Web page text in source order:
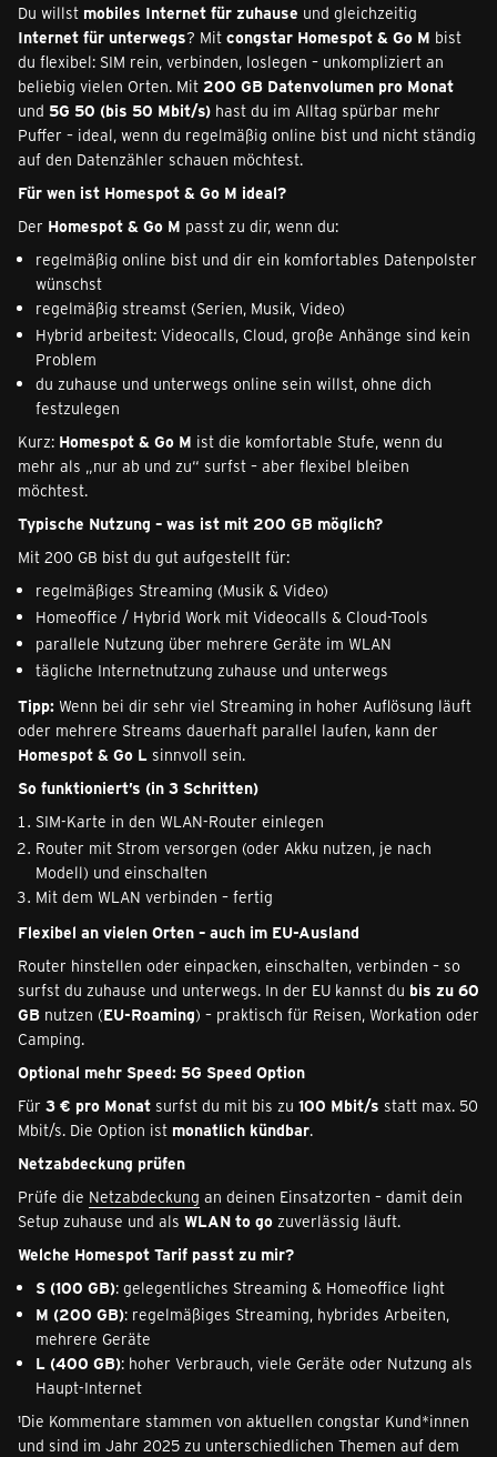
Du willst mobiles Internet für zuhause und gleichzeitig
Internet für unterwegs? Mit congstar Homespot & Go M bist
du flexibel: SIM rein, verbinden, loslegen – unkompliziert an
beliebig vielen Orten. Mit 200 GB Datenvolumen pro Monat
und 5G 50 (bis 50 Mbit/s) hast du im Alltag spürbar mehr
Puffer – ideal, wenn du regelmäßig online bist und nicht ständig
auf den Datenzähler schauen möchtest.
Für wen ist Homespot & Go M ideal?
Der Homespot & Go M passt zu dir, wenn du:
regelmäßig online bist und dir ein komfortables Datenpolster
wünschst
regelmäßig streamst (Serien, Musik, Video)
Hybrid arbeitest: Videocalls, Cloud, große Anhänge sind kein
Problem
du zuhause und unterwegs online sein willst, ohne dich
festzulegen
Kurz: Homespot & Go M ist die komfortable Stufe, wenn du
mehr als „nur ab und zu“ surfst – aber flexibel bleiben
möchtest.
Typische Nutzung – was ist mit 200 GB möglich?
Mit 200 GB bist du gut aufgestellt für:
regelmäßiges Streaming (Musik & Video)
Homeoffice / Hybrid Work mit Videocalls & Cloud-Tools
parallele Nutzung über mehrere Geräte im WLAN
tägliche Internetnutzung zuhause und unterwegs
Tipp: Wenn bei dir sehr viel Streaming in hoher Auflösung läuft
oder mehrere Streams dauerhaft parallel laufen, kann der
Homespot & Go L sinnvoll sein.
So funktioniert’s (in 3 Schritten)
SIM-Karte in den WLAN-Router einlegen
Router mit Strom versorgen (oder Akku nutzen, je nach
Modell) und einschalten
Mit dem WLAN verbinden – fertig
Flexibel an vielen Orten – auch im EU-Ausland
Router hinstellen oder einpacken, einschalten, verbinden – so
surfst du zuhause und unterwegs. In der EU kannst du bis zu 60
GB nutzen (EU-Roaming) – praktisch für Reisen, Workation oder
Camping.
Optional mehr Speed: 5G Speed Option
Für 3 € pro Monat surfst du mit bis zu 100 Mbit/s statt max. 50
Mbit/s. Die Option ist monatlich kündbar.
Netzabdeckung prüfen
Prüfe die Netzabdeckung an deinen Einsatzorten – damit dein
Setup zuhause und als WLAN to go zuverlässig läuft.
Welche Homespot Tarif passt zu mir?
S (100 GB): gelegentliches Streaming & Homeoffice light
M (200 GB): regelmäßiges Streaming, hybrides Arbeiten,
mehrere Geräte
L (400 GB): hoher Verbrauch, viele Geräte oder Nutzung als
Haupt-Internet
¹Die Kommentare stammen von aktuellen congstar Kund*innen
und sind im Jahr 2025 zu unterschiedlichen Themen auf dem